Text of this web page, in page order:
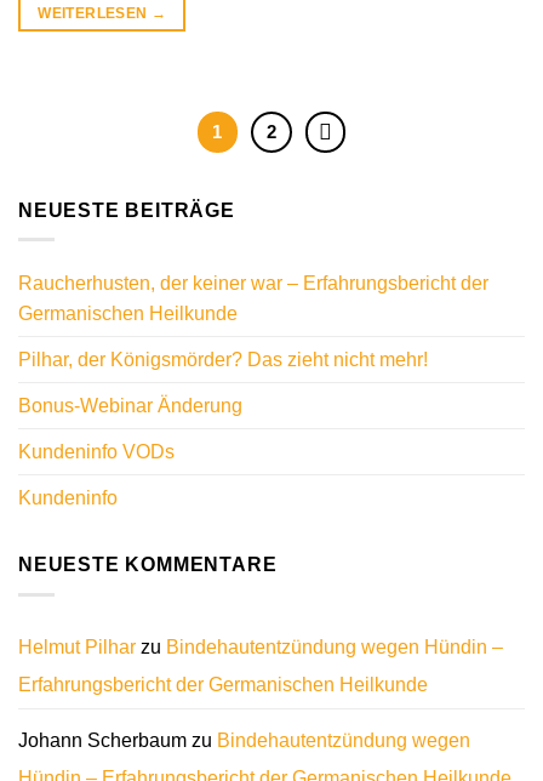
WEITERLESEN →
1 2
NEUESTE BEITRÄGE
Raucherhusten, der keiner war – Erfahrungsbericht der
Germanischen Heilkunde
Pilhar, der Königsmörder? Das zieht nicht mehr!
Bonus-Webinar Änderung
Kundeninfo VODs
Kundeninfo
NEUESTE KOMMENTARE
Helmut Pilhar zu Bindehautentzündung wegen Hündin –
Erfahrungsbericht der Germanischen Heilkunde
Johann Scherbaum zu Bindehautentzündung wegen